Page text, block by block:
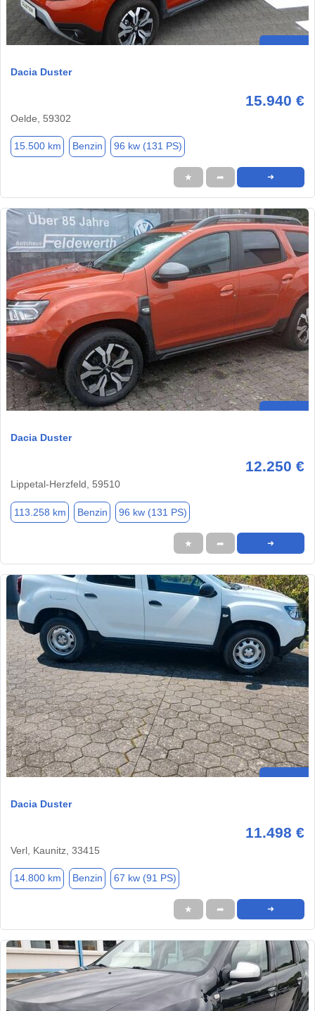
Dacia Duster
15.940 €
Oelde, 59302
15.500 km Benzin 96 kw (131 PS)
★ ➦ ➜
Dacia Duster
12.250 €
Lippetal-Herzfeld, 59510
113.258 km Benzin 96 kw (131 PS)
★ ➦ ➜
Dacia Duster
11.498 €
Verl, Kaunitz, 33415
14.800 km Benzin 67 kw (91 PS)
★ ➦ ➜